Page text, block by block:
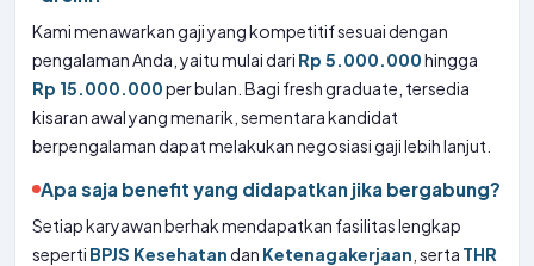
Kami menawarkan gaji yang kompetitif sesuai dengan
pengalaman Anda, yaitu mulai dari Rp 5.000.000hingga
Rp 15.000.000per bulan. Bagi fresh graduate, tersedia
kisaran awal yang menarik, sementara kandidat
berpengalaman dapat melakukan negosiasi gaji lebih lanjut.
Apa saja benefit yang didapatkan jika bergabung?
Setiap karyawan berhak mendapatkan fasilitas lengkap
seperti BPJS Kesehatandan Ketenagakerjaan , serta THR